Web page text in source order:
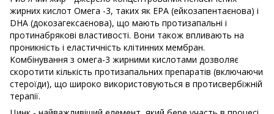
жирних кислот Омега -3, таких як EPA (ейкозапентаєнова) і
DHA (докозагексаєнова), що мають протизапальні і
протинабрякові властивості. Вони також впливають на
проникність і еластичність клітинних мембран.
Комбінування з омега-3 жирними кислотами дозволяє
скоротити кількість протизапальних препаратів (включаючи
стероїди), що широко використовуються в протисвербіжній
терапії.